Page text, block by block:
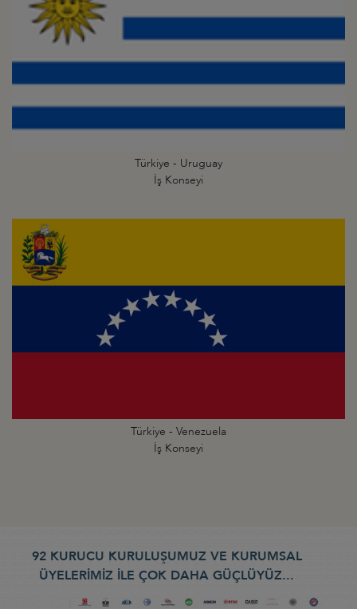
Türkiye - Uruguay
İş Konseyi
Türkiye - Venezuela
İş Konseyi
92 KURUCU KURULUŞUMUZ VE KURUMSAL
ÜYELERİMİZ İLE ÇOK DAHA GÜÇLÜYÜZ...